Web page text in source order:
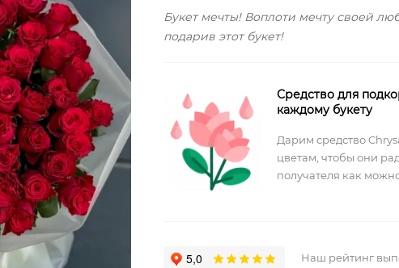
Букет мечты! Воплоти мечту своей
подарив этот букет!
Средство для
каждому букету
Дарим средство
цветам, чтобы они
получателя как
Наш рейтинг